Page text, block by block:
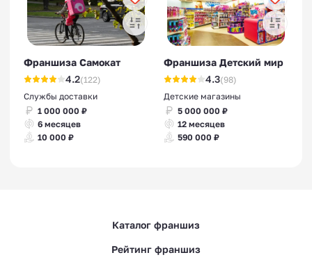
Франшиза Самокат
4.2(122)
Службы доставки
1 000 000 ₽
6 месяцев
10 000 ₽
Франшиза Детский мир
4.3(98)
Детские магазины
5 000 000 ₽
12 месяцев
590 000 ₽
Каталог франшиз
Рейтинг франшиз